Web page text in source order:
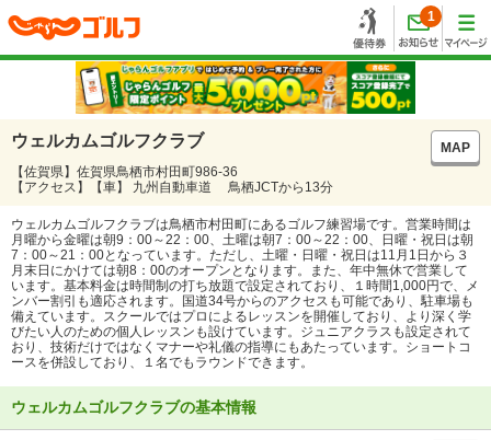
1
ウェルカムゴルフクラブ
MAP
【佐賀県】佐賀県鳥栖市村田町986-36
【アクセス】【車】 九州自動車道 鳥栖JCTから13分
ウェルカムゴルフクラブは鳥栖市村田町にあるゴルフ練習場です。営業時間は
月曜から金曜は朝9：00～22：00、土曜は朝7：00～22：00、日曜・祝日は朝
7：00～21：00となっています。ただし、土曜・日曜・祝日は11月1日から３
月末日にかけては朝8：00のオープンとなります。また、年中無休で営業して
います。基本料金は時間制の打ち放題で設定されており、１時間1,000円で、メ
ンバー割引も適応されます。国道34号からのアクセスも可能であり、駐車場も
備えています。スクールではプロによるレッスンを開催しており、より深く学
びたい人のための個人レッスンも設けています。ジュニアクラスも設定されて
おり、技術だけではなくマナーや礼儀の指導にもあたっています。ショートコ
ースを併設しており、１名でもラウンドできます。
ウェルカムゴルフクラブの基本情報